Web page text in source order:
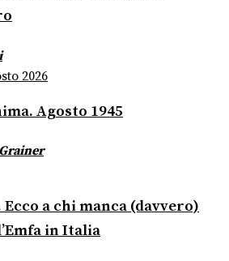
2026
Agosto 1945
a chi manca (davvero)
in Italia